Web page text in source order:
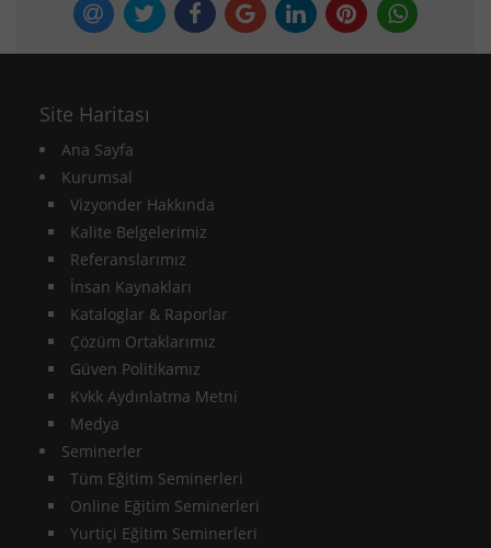
Site Haritası
Ana Sayfa
Kurumsal
Vizyonder Hakkında
Kalite Belgelerimiz
Referanslarımız
İnsan Kaynakları
Kataloglar & Raporlar
Çözüm Ortaklarımız
Güven Politikamız
Kvkk Aydınlatma Metni
Medya
Seminerler
Tüm Eğitim Seminerleri
Online Eğitim Seminerleri
Yurtiçi Eğitim Seminerleri